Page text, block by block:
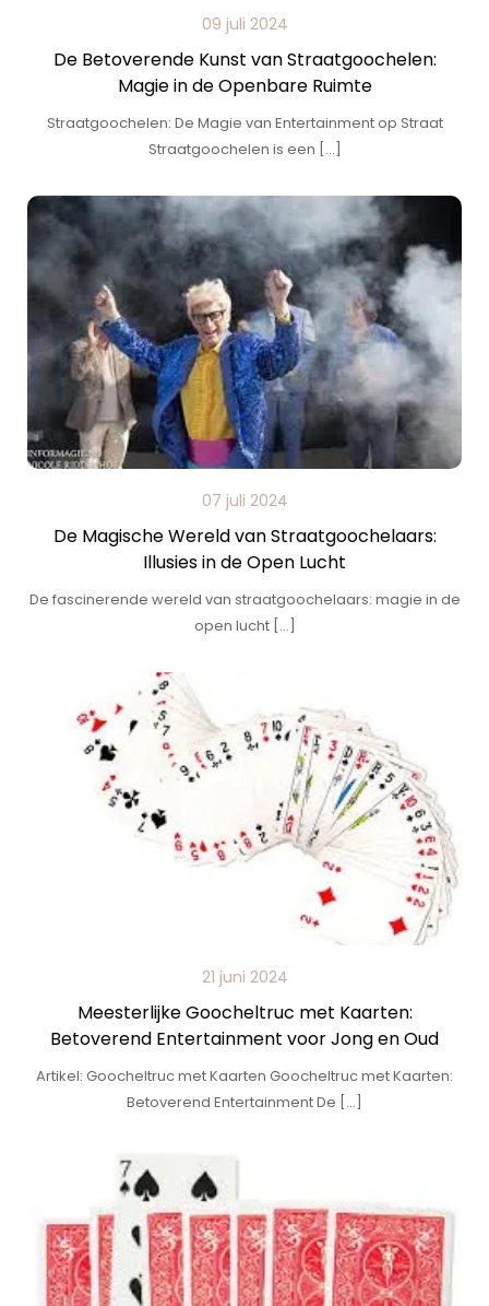
09 juli 2024
De Betoverende Kunst van Straatgoochelen:
Magie in de Openbare Ruimte
Straatgoochelen: De Magie van Entertainment op Straat
Straatgoochelen is een […]
07 juli 2024
De Magische Wereld van Straatgoochelaars:
Illusies in de Open Lucht
De fascinerende wereld van straatgoochelaars: magie in de
open lucht […]
21 juni 2024
Meesterlijke Goocheltruc met Kaarten:
Betoverend Entertainment voor Jong en Oud
Artikel: Goocheltruc met Kaarten Goocheltruc met Kaarten:
Betoverend Entertainment De […]